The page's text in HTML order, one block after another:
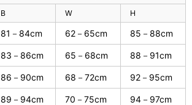
B W H
81－84cm 62－65cm 85－88cm
83－86cm 65－68cm 88－91cm
86－90cm 68－72cm 92－95cm
89－94cm 70－75cm 94－97cm